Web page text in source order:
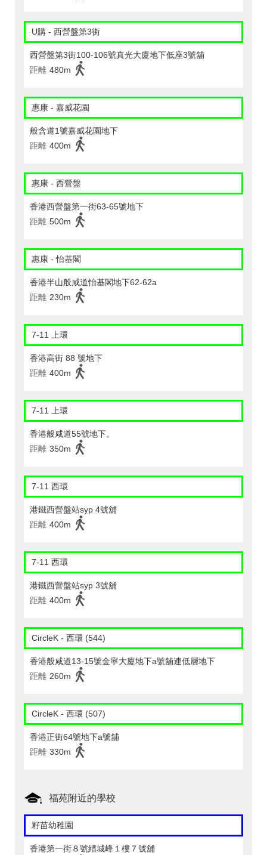
U購 - 西營盤第3街
西營盤第3街100-106號真光大廈地下低座3號舖
距離 480m
惠康 - 嘉威花園
般含道1號嘉威花園地下
距離 400m
惠康 - 西營盤
香港西營盤第一街63-65號地下
距離 500m
惠康 - 怡基閣
香港半山般咸道怡基閣地下62-62a
距離 230m
7-11 上環
香港高街 88 號地下
距離 400m
7-11 上環
香港般咸道55號地下。
距離 350m
7-11 西環
港鐵西營盤站syp 4號舖
距離 400m
7-11 西環
港鐵西營盤站syp 3號舖
距離 400m
CircleK - 西環 (544)
香港般咸道13-15號金寧大廈地下a號舖連低層地下
距離 260m
CircleK - 西環 (507)
香港正街64號地下a號舖
距離 330m
福苑附近的學校
籽苗幼稚園
香港第一街８號縉城峰１樓７號舖